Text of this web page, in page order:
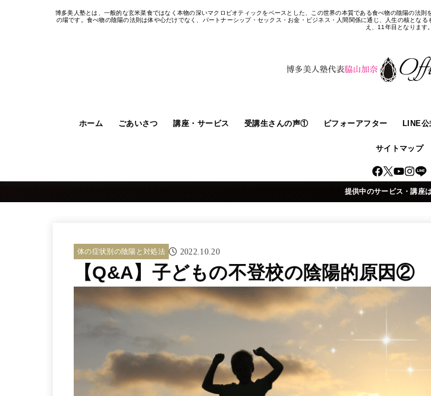
博多美人塾とは、一般的な玄米菜食ではなく本物の深いマクロビオティックをベースとした、この世界の本質である食べ物の陰陽の法
の場です。食べ物の陰陽の法則は体や心だけでなく、パートナーシップ・セックス・お金・ビジネス・人間関係に通じ、人生の核と
え、11年目となります。
ホーム ごあいさつ 講座・サービス 受講生さんの声① ビフォーアフター LINE公
サイトマップ
提供中のサービス・講座
体の症状別の陰陽と対処法 2022.10.20
【Q&A】子どもの不登校の陰陽的原因②